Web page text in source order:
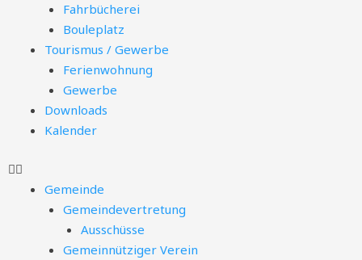
Fahrbücherei
Bouleplatz
Tourismus / Gewerbe
Ferienwohnung
Gewerbe
Downloads
Kalender
Gemeinde
Gemeindevertretung
Ausschüsse
Gemeinnütziger Verein